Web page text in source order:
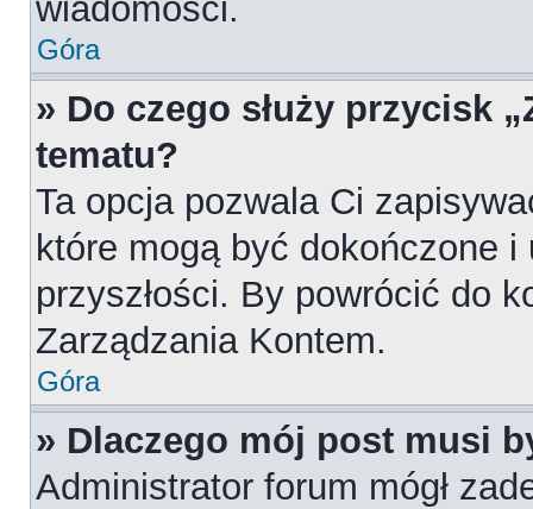
wiadomości.
Góra
» Do czego służy przycisk
tematu?
Ta opcja pozwala Ci
które mogą być dokończone
przyszłości. By powrócić do
Zarządzania Kontem.
Góra
» Dlaczego mój post musi
Administrator forum mógł